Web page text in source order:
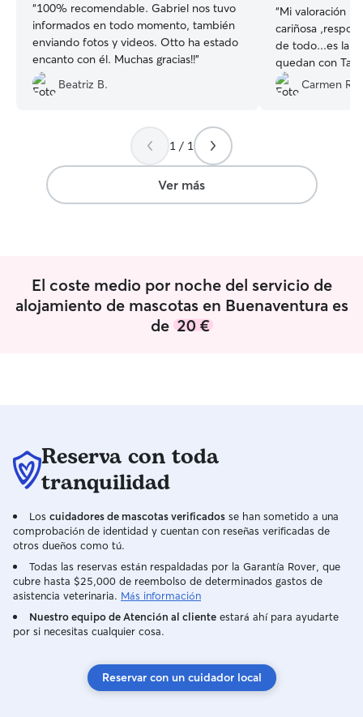
“100% recomendable. Gabriel nos tuvo
informados en todo momento, también
enviando fotos y videos. Otto ha estado
encanto con él. Muchas gracias!!”
Beatriz B.
“Mi valoración
cariñosa
de todo...es la
quedan con
contar con
Carmen R.
1 / 1
Ver más
El coste medio por noche del servicio de
alojamiento de mascotas en Buenaventura es
de 20 €
Reserva con toda
tranquilidad
Los cuidadores de mascotas verificados se han sometido a una
comprobación de identidad y cuentan con reseñas verificadas de
otros dueños como tú.
Todas las reservas están respaldadas por la Garantía Rover, que
cubre hasta $25,000 de reembolso de determinados gastos de
asistencia veterinaria. Más información
Nuestro equipo de Atención al cliente estará ahí para ayudarte
por si necesitas cualquier cosa.
Reservar con un cuidador local